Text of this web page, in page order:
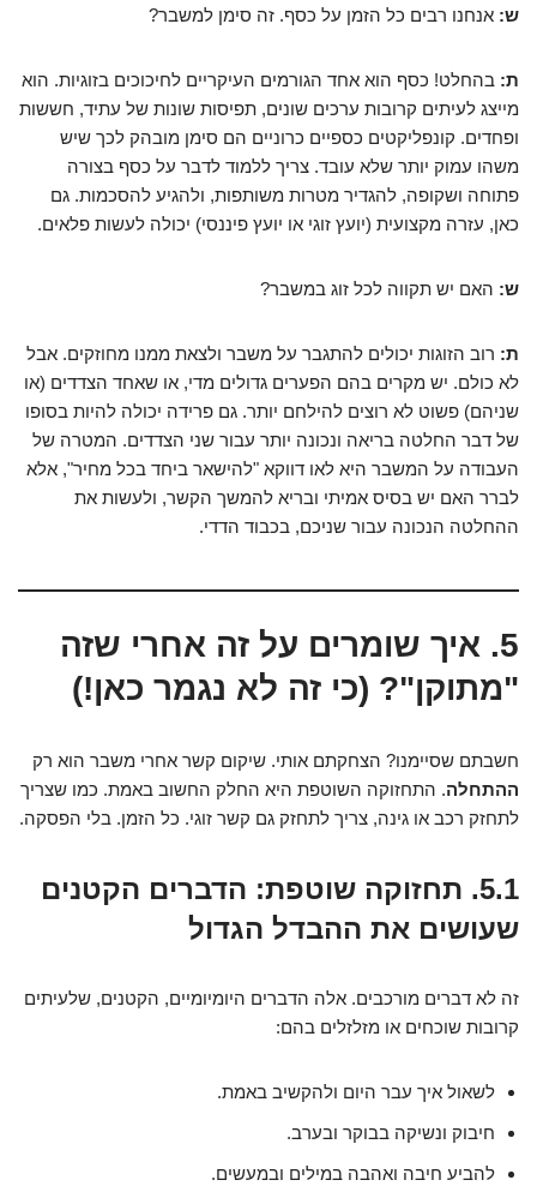
ש: אנחנו רבים כל הזמן על כסף. זה סימן למשבר?
ת: בהחלט! כסף הוא אחד הגורמים העיקריים לחיכוכים בזוגיות. הוא
מייצג לעיתים קרובות ערכים שונים, תפיסות שונות של עתיד, חששות
ופחדים. קונפליקטים כספיים כרוניים הם סימן מובהק לכך שיש
משהו עמוק יותר שלא עובד. צריך ללמוד לדבר על כסף בצורה
פתוחה ושקופה, להגדיר מטרות משותפות, ולהגיע להסכמות. גם
כאן, עזרה מקצועית (יועץ זוגי או יועץ פיננסי) יכולה לעשות פלאים.
ש: האם יש תקווה לכל זוג במשבר?
ת: רוב הזוגות יכולים להתגבר על משבר ולצאת ממנו מחוזקים. אבל
לא כולם. יש מקרים בהם הפערים גדולים מדי, או שאחד הצדדים (או
שניהם) פשוט לא רוצים להילחם יותר. גם פרידה יכולה להיות בסופו
של דבר החלטה בריאה ונכונה יותר עבור שני הצדדים. המטרה של
העבודה על המשבר היא לאו דווקא "להישאר ביחד בכל מחיר", אלא
לברר האם יש בסיס אמיתי ובריא להמשך הקשר, ולעשות את
ההחלטה הנכונה עבור שניכם, בכבוד הדדי.
5. איך שומרים על זה אחרי שזה
"מתוקן"? (כי זה לא נגמר כאן!)
חשבתם שסיימנו? הצחקתם אותי. שיקום קשר אחרי משבר הוא רק
ההתחלה. התחזוקה השוטפת היא החלק החשוב באמת. כמו שצריך
לתחזק רכב או גינה, צריך לתחזק גם קשר זוגי. כל הזמן. בלי הפסקה.
5.1. תחזוקה שוטפת: הדברים הקטנים
שעושים את ההבדל הגדול
זה לא דברים מורכבים. אלה הדברים היומיומיים, הקטנים, שלעיתים
קרובות שוכחים או מזלזלים בהם:
לשאול איך עבר היום ולהקשיב באמת.
חיבוק ונשיקה בבוקר ובערב.
להביע חיבה ואהבה במילים ובמעשים.